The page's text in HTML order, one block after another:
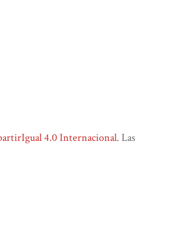
4.0 Internacional. Las